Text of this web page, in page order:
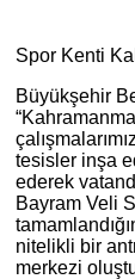
Spor Kenti
Büyükşehir
tesisler inşa
ederek
Bayram Veli
nitelikli bir
merkezi